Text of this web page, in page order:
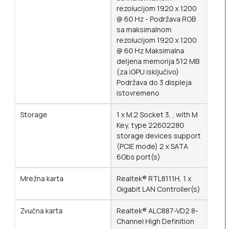
rezolucijom 1920 x 1200
@ 60 Hz - Podržava RGB
sa maksimalnom
rezolucijom 1920 x 1200
@ 60 Hz Maksimalna
deljena memorija 512 MB
(za iGPU isključivo)
Podržava do 3 displeja
istovremeno
Storage
1 x M.2 Socket 3, , with M
Key, type 22602280
storage devices support
(PCIE mode) 2 x SATA
6Gbs port(s)
Mrežna karta
Realtek® RTL8111H, 1 x
Gigabit LAN Controller(s)
Zvučna karta
Realtek® ALC887-VD2 8-
Channel High Definition